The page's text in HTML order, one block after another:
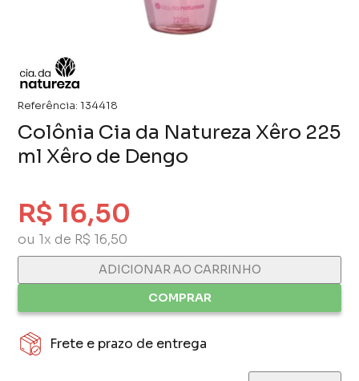
Referência: 134418
Colônia Cia da Natureza Xêro 225
ml Xêro de Dengo
R$ 16,50
ou 1x de R$ 16,50
ADICIONAR AO CARRINHO
COMPRAR
Frete e prazo de entrega